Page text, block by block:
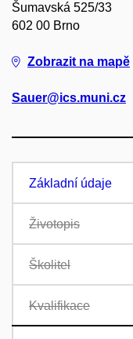
Šumavská 525/33
602 00 Brno
Zobrazit na mapě
Sauer@ics.muni.cz
Základní údaje
Životopis
Školitel
Kvalifikace